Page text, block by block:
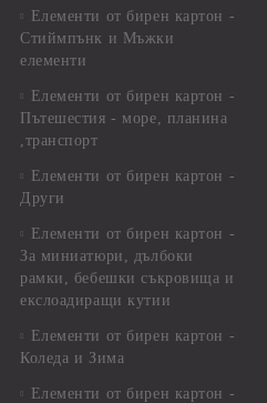
Елементи от бирен картон -
Стиймпънк и Мъжки
елементи
Елементи от бирен картон -
Пътешестия - море, планина
,транспорт
Елементи от бирен картон -
Други
Елементи от бирен картон -
За миниатюри, дълбоки
рамки, бебешки съкровища и
екслоадиращи кутии
Елементи от бирен картон -
Коледа и Зима
Елементи от бирен картон -